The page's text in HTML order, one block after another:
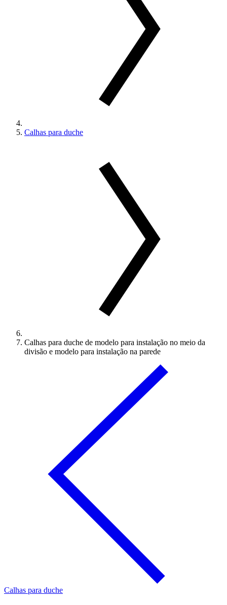
Calhas para duche
Calhas para duche de modelo para instalação no meio da
divisão e modelo para instalação na parede
Calhas para duche